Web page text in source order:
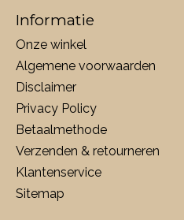
Informatie
Onze winkel
Algemene voorwaarden
Disclaimer
Privacy Policy
Betaalmethode
Verzenden & retourneren
Klantenservice
Sitemap